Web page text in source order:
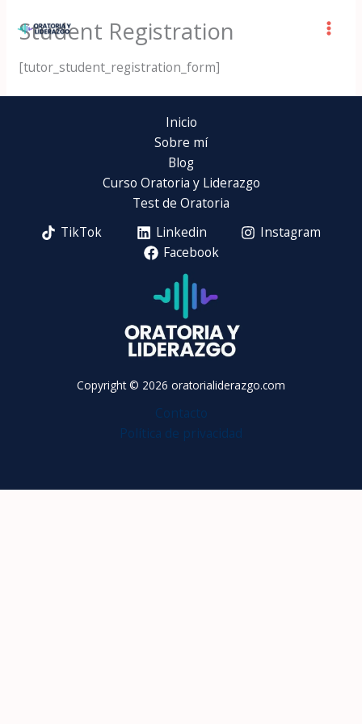
Student Registration
[tutor_student_registration_form]
Inicio
Sobre mí
Blog
Curso Oratoria y Liderazgo
Test de Oratoria
TikTok
Linkedin
Instagram
Facebook
Copyright © 2026 oratorialiderazgo.com
Contacto
Política de privacidad